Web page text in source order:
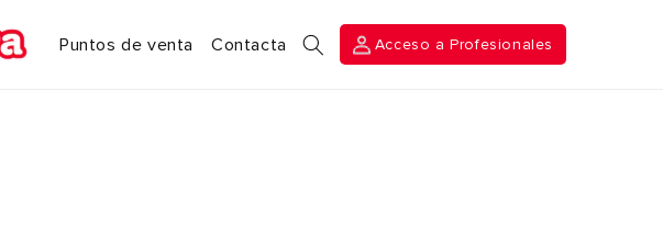
Puntos de venta Contacta Acceso a Profesionales
Profesionales